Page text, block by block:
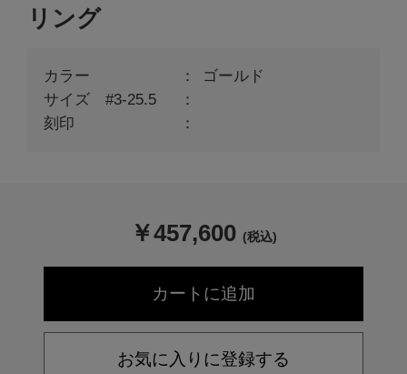
リング
カラー
ゴールド
サイズ #3-25.5
刻印
￥457,600 (税込)
お気に入りに登録する